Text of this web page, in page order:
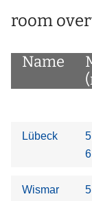
room
Name
Lübeck
Wismar